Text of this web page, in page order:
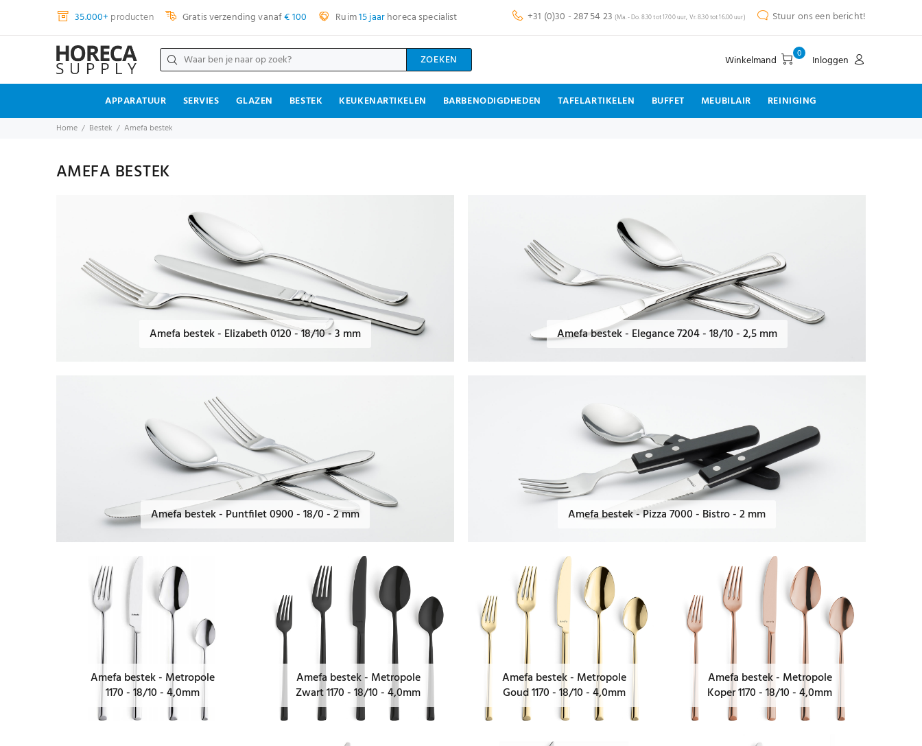
35.000+ producten Gratis verzending vanaf€ 100 Ruim15 jaarhoreca specialist +31 (0)30 - 287 54 23 (Ma. - Do. 8.30 tot 17.00 uur, Vr. 8.30 tot 16.00 uur) Stuur ons een bericht!
ZOEKEN Winkelmand 0 Inloggen
APPARATUUR SERVIES GLAZEN BESTEK KEUKENARTIKELEN BARBENODIGDHEDEN TAFELARTIKELEN BUFFET MEUBILAIR REINIGING
Home Bestek Amefa bestek
AMEFA BESTEK
Amefa bestek - Elizabeth 0120 - 18/10 - 3 mm Amefa bestek - Elegance 7204 - 18/10 - 2,5 mm
Amefa bestek - Puntfilet 0900 - 18/0 - 2 mm Amefa bestek - Pizza 7000 - Bistro - 2 mm
Amefa bestek - Metropole
1170 - 18/10 - 4,0mm
Amefa bestek - Metropole
Zwart 1170 - 18/10 - 4,0mm
Amefa bestek - Metropole
Goud 1170 - 18/10 - 4,0mm
Amefa bestek - Metropole
Koper 1170 - 18/10 - 4,0mm